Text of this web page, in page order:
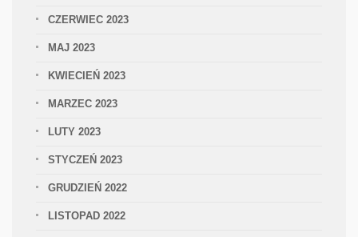
CZERWIEC 2023
MAJ 2023
KWIECIEŃ 2023
MARZEC 2023
LUTY 2023
STYCZEŃ 2023
GRUDZIEŃ 2022
LISTOPAD 2022